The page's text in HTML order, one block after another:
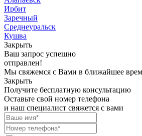
Ирбит
Заречный
Среднеуральск
Кушва
Закрыть
Ваш запрос успешно
отправлен!
Мы свяжемся с Вами в ближайшее
Закрыть
Получите бесплатную консультацию
Оставьте свой номер телефона
и наш специалист свяжется с вами